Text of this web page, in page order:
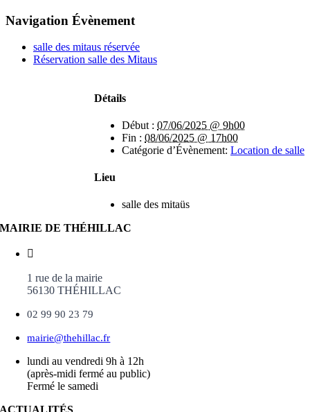
Navigation Évènement
salle des mitaus réservée
Réservation salle des Mitaus
Détails
Début : 07/06/2025 @ 9h00
Fin : 08/06/2025 @ 17h00
Catégorie d’Évènement: Location de salle
Lieu
salle des mitaüs
MAIRIE DE THÉHILLAC
1 rue de la mairie
56130 THÉHILLAC
02 99 90 23 79
mairie@thehillac.fr
lundi au vendredi 9h à 12h
(après-midi fermé au public)
Fermé le samedi